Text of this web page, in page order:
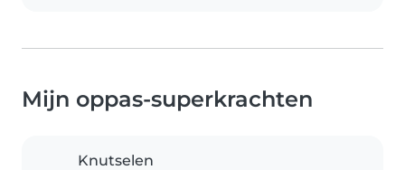
Mijn oppas-superkrachten
Knutselen